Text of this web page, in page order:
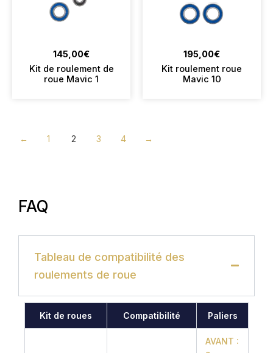
145,00€
Kit de roulement de
roue Mavic 1
195,00€
Kit roulement roue
Mavic 10
← 1 2 3 4 →
FAQ
Tableau de compatibilité des
roulements de roue
Kit de roues Compatibilité Paliers
AVANT :